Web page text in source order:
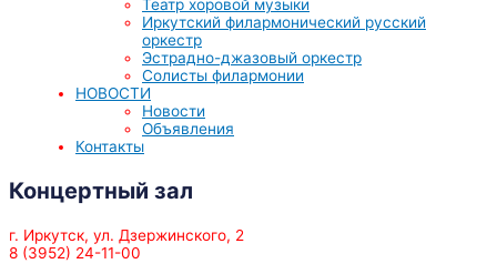
Театр хоровой музыки
Иркутский филармонический русский
оркестр
Эстрадно-джазовый оркестр
Солисты филармонии
НОВОСТИ
Новости
Объявления
Контакты
Концертный зал
г. Иркутск, ул. Дзержинского, 2
8 (3952) 24-11-00